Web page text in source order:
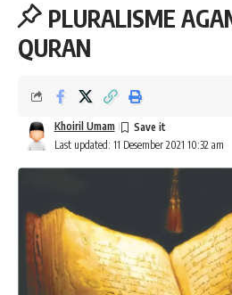
PLURALISME
QURAN
Last updated: 11 Desember 2021 10:32 am
Khoiril Umam